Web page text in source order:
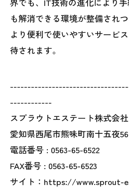
も解消できる環境が整備され
より便利で使いやすいサービ
待されます。
------------
スプラウトエステート株式会社
愛知県西尾市熊味町南十五夜
電話番号 : 0563-65-6522
FAX番号 : 0563-65-6523
サイト：https://www.sprout-